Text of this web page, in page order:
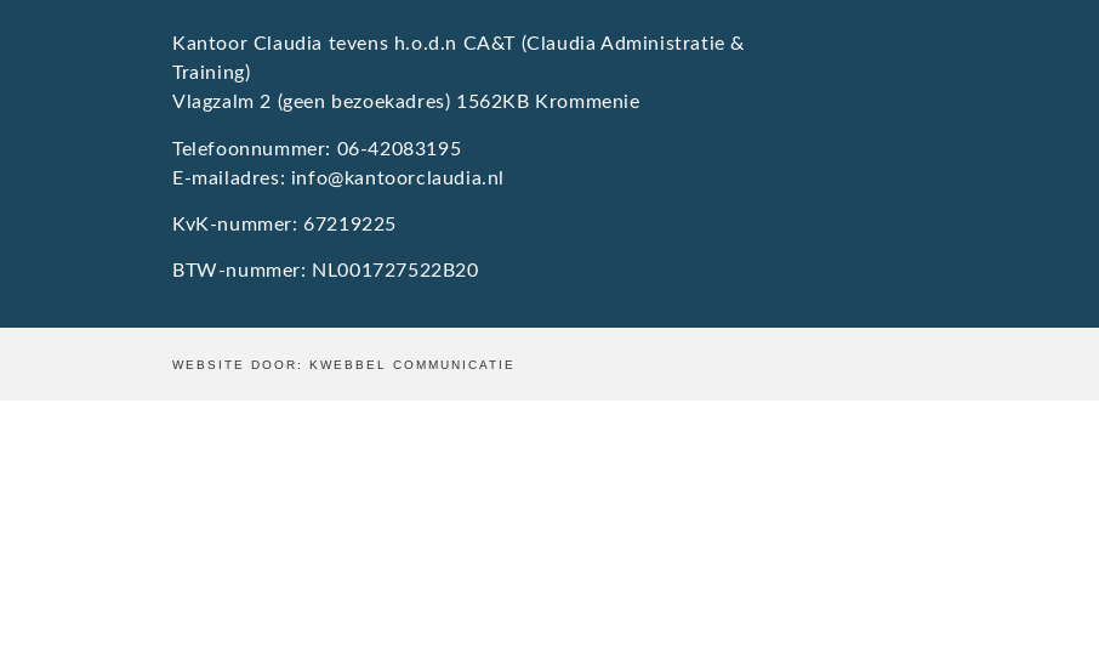
Kantoor Claudia tevens h.o.d.n CA&T (Claudia Administratie &
Training)
Vlagzalm 2 (geen bezoekadres) 1562KB Krommenie
Telefoonnummer: 06-42083195
E-mailadres: info@kantoorclaudia.nl
KvK-nummer: 67219225
BTW-nummer: NL001727522B20
WEBSITE DOOR: KWEBBEL COMMUNICATIE